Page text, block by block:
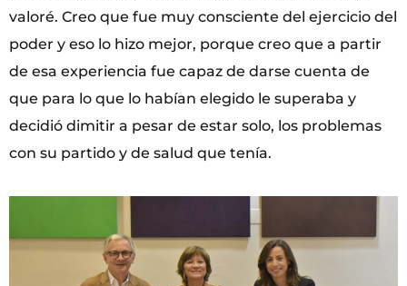
valoré. Creo que fue muy consciente del ejercicio del
poder y eso lo hizo mejor, porque creo que a partir
de esa experiencia fue capaz de darse cuenta de
que para lo que lo habían elegido le superaba y
decidió dimitir a pesar de estar solo, los problemas
con su partido y de salud que tenía.